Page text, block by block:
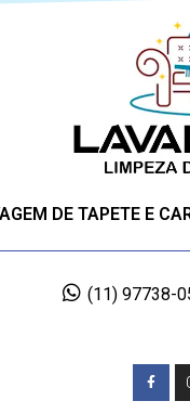
DE TAPETE E
(11) 97738-